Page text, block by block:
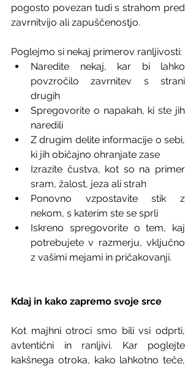
pogosto povezan tudi s strahom pred
zavrnitvijo ali zapuščenostjo.
Poglejmo si nekaj primerov ranljivosti:
Naredite nekaj, kar bi lahko
povzročilo zavrnitev s strani
drugih
Spregovorite o napakah, ki ste jih
naredili
Z drugim delite informacije o sebi,
ki jih običajno ohranjate zase
Izrazite čustva, kot so na primer
sram, žalost, jeza ali strah
Ponovno vzpostavite stik z
nekom, s katerim ste se sprli
Iskreno spregovorite o tem, kaj
potrebujete v razmerju, vključno
z vašimi mejami in pričakovanji.
Kdaj in kako zapremo svoje srce
Kot majhni otroci smo bili vsi odprti,
avtentični in ranljivi. Kar poglejte
kakšnega otroka, kako lahkotno teče,